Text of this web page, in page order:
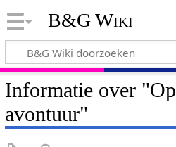
B&G Wiki
Informatie over "Op
avontuur"